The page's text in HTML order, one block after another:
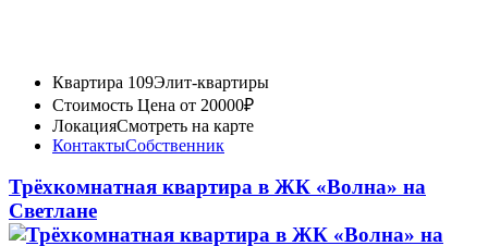
Квартира 109Элит-квартиры
Стоимость Цена от 20000₽
ЛокацияСмотреть на карте
КонтактыСобственник
Трёхкомнатная квартира в ЖК «Волна» на
Светлане